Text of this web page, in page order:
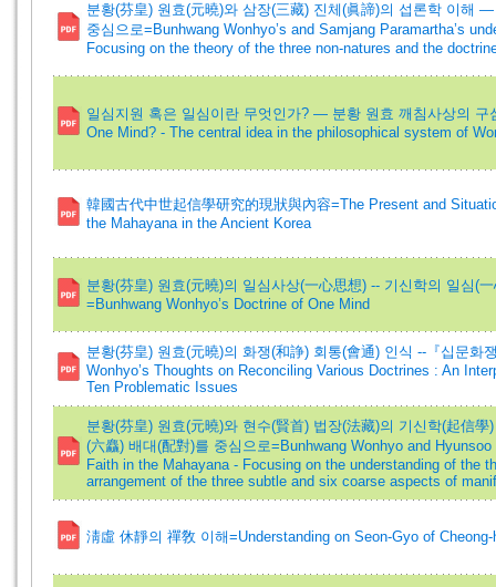
분황(芬皇) 원효(元曉)와 삼장(三藏) 진체(眞諦)의 섭론학 이해 ―
중심으로=Bunhwang Wonhyo’s and Samjang Paramartha’s
Focusing on the theory of the three non-natures and the
일심지원 혹은 일심이란 무엇인가? ― 분황 원효 깨침사상의
One Mind? - The central idea in the philosophical system of
韓國古代中世起信學研究的現狀與內容=The Present and
the Mahayana in the Ancient Korea
분황(芬皇) 원효(元曉)의 일심사상(一心思想) -- 기신학의 일심(
=Bunhwang Wonhyo’s Doctrine of One Mind
분황(芬皇) 원효(元曉)의 화쟁(和諍) 회통(會通) 인식 --『십문화
Wonhyo’s Thoughts on Reconciling Various Doctrines : An
Ten Problematic Issues
분황(芬皇) 원효(元曉)와 현수(賢首) 법장(法藏)의 기신학(起信
(六麤) 배대(配對)를 중심으로=Bunhwang Wonhyo and
Faith in the Mahayana - Focusing on the understanding of the
arrangement of the three subtle and six coarse aspects of
淸虛 休靜의 禪敎 이해=Understanding on Seon-Gyo of